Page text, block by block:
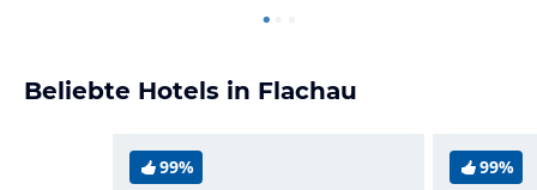
Beliebte Hotels in Flachau
99% 99%